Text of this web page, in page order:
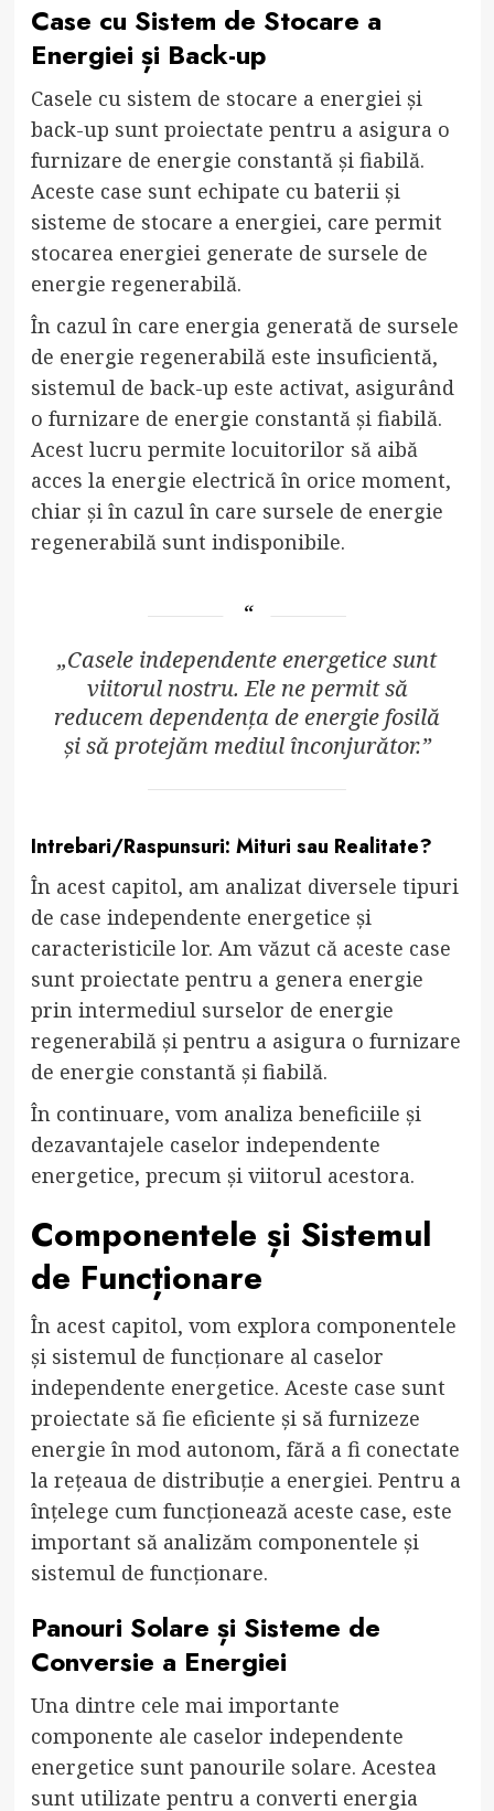
Case cu Sistem de Stocare a
Energiei și Back-up
Casele cu sistem de stocare a energiei și
back-up sunt proiectate pentru a asigura o
furnizare de energie constantă și fiabilă.
Aceste case sunt echipate cu baterii și
sisteme de stocare a energiei, care permit
stocarea energiei generate de sursele de
energie regenerabilă.
În cazul în care energia generată de sursele
de energie regenerabilă este insuficientă,
sistemul de back-up este activat, asigurând
o furnizare de energie constantă și fiabilă.
Acest lucru permite locuitorilor să aibă
acces la energie electrică în orice moment,
chiar și în cazul în care sursele de energie
regenerabilă sunt indisponibile.
„Casele independente energetice sunt
viitorul nostru. Ele ne permit să
reducem dependența de energie fosilă
și să protejăm mediul înconjurător.”
Intrebari/Raspunsuri: Mituri sau Realitate?
În acest capitol, am analizat diversele tipuri
de case independente energetice și
caracteristicile lor. Am văzut că aceste case
sunt proiectate pentru a genera energie
prin intermediul surselor de energie
regenerabilă și pentru a asigura o furnizare
de energie constantă și fiabilă.
În continuare, vom analiza beneficiile și
dezavantajele caselor independente
energetice, precum și viitorul acestora.
Componentele și Sistemul
de Funcționare
În acest capitol, vom explora componentele
și sistemul de funcționare al caselor
independente energetice. Aceste case sunt
proiectate să fie eficiente și să furnizeze
energie în mod autonom, fără a fi conectate
la rețeaua de distribuție a energiei. Pentru a
înțelege cum funcționează aceste case, este
important să analizăm componentele și
sistemul de funcționare.
Panouri Solare și Sisteme de
Conversie a Energiei
Una dintre cele mai importante
componente ale caselor independente
energetice sunt panourile solare. Acestea
sunt utilizate pentru a converti energia